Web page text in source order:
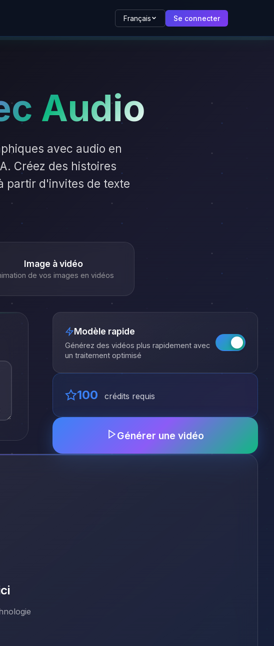
Français Se connecter
Audio
avec audio en
Créez des histoires
partir d'invites de texte
Image à vidéo
de vos images en vidéos
Modèle rapide
Générez des vidéos plus rapidement avec
un traitement optimisé
100 crédits requis
Générer une vidéo